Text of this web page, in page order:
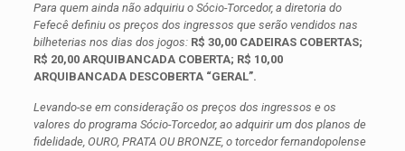
Para quem ainda não adquiriu o Sócio-Torcedor, a diretoria do
Fefecê definiu os preços dos ingressos que serão vendidos nas
bilheterias nos dias dos jogos: R$ 30,00 CADEIRAS COBERTAS;
R$ 20,00 ARQUIBANCADA COBERTA; R$ 10,00
ARQUIBANCADA DESCOBERTA “GERAL”.
Levando-se em consideração os preços dos ingressos e os
valores do programa Sócio-Torcedor, ao adquirir um dos planos de
fidelidade, OURO, PRATA OU BRONZE, o torcedor fernandopolense